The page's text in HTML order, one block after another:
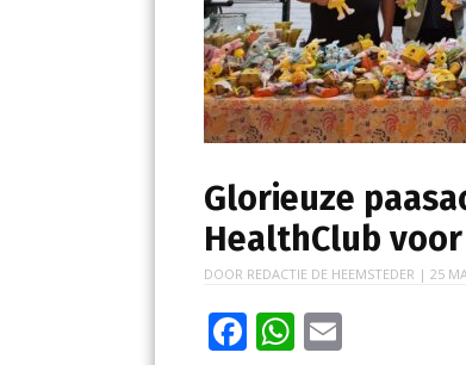
Glorieuze
HealthClub
DOOR REDACTIE DE HEEMSTEDER |25
F W